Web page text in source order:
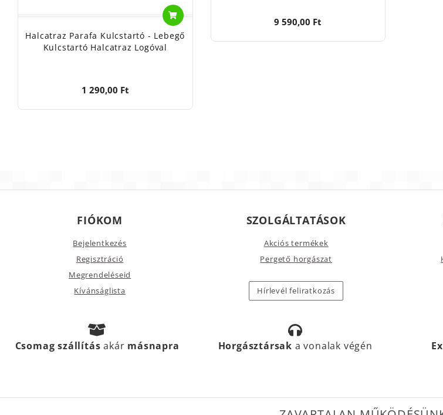
Halcatraz Parafa Kulcstartó - Lebegő
Kulcstartó Halcatraz Logóval
1 290,00 Ft
9 590,00 Ft
FIÓKOM
Bejelentkezés
Regisztráció
Megrendeléseid
Kívánságlista
SZOLGÁLTATÁSOK
Akciós termékek
Pergető horgászat
Hírlevél feliratkozás
Csomag szállításakár másnapra Horgásztársak a vonalak végén